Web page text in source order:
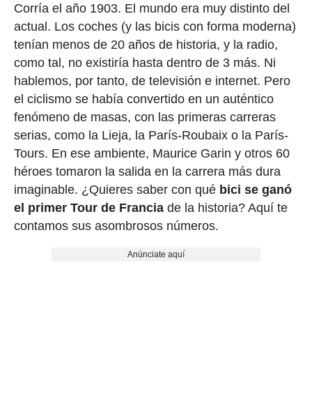
Corría el año 1903. El mundo era muy distinto del
actual. Los coches (y las bicis con forma moderna)
tenían menos de 20 años de historia, y la radio,
como tal, no existiría hasta dentro de 3 más. Ni
hablemos, por tanto, de televisión e internet. Pero
el ciclismo se había convertido en un auténtico
fenómeno de masas, con las primeras carreras
serias, como la Lieja, la París-Roubaix o la París-
Tours. En ese ambiente, Maurice Garin y otros 60
héroes tomaron la salida en la carrera más dura
imaginable. ¿Quieres saber con qué bici se ganó
el primer Tour de Franciade la historia? Aquí te
contamos sus asombrosos números.
Anúnciate aquí